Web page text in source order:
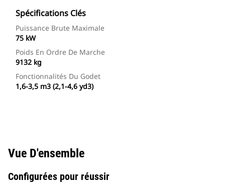
Spécifications Clés
Puissance Brute Maximale
75 kW
Poids En Ordre De Marche
9132 kg
Fonctionnalités Du Godet
1,6-3,5 m3 (2,1-4,6 yd3)
Vue D'ensemble
Configurées pour réussir